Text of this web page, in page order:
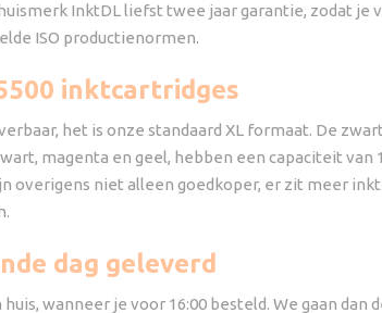
InktDL liefst twee jaar garantie, zodat
ISO productienormen.
inktcartridges
het is onze standaard XL formaat. De
magenta en geel, hebben een capaciteit
overigens niet alleen goedkoper, er zit meer
dag geleverd
wanneer je voor 16:00 besteld. We gaan dan